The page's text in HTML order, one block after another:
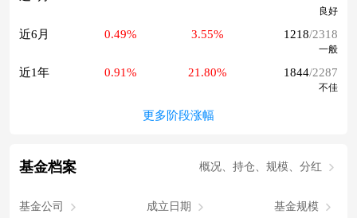
良好
近6月 0.49% 3.55% 1218/2318
一般
近1年 0.91% 21.80% 1844/2287
不佳
更多阶段涨幅
基金档案 概况、持仓、规模、分红
基金公司 成立日期 基金规模